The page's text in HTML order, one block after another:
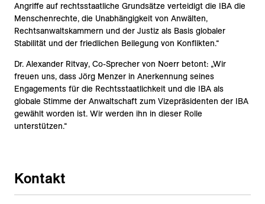
Angriffe auf rechtsstaatliche Grundsätze verteidigt die IBA die
Menschenrechte, die Unabhängigkeit von Anwälten,
Rechtsanwaltskammern und der Justiz als Basis globaler
Stabilität und der friedlichen Beilegung von Konflikten.“
Dr. Alexander Ritvay, Co-Sprecher von Noerr betont: „Wir
freuen uns, dass Jörg Menzer in Anerkennung seines
Engagements für die Rechtsstaatlichkeit und die IBA als
globale Stimme der Anwaltschaft zum Vizepräsidenten der IBA
gewählt worden ist. Wir werden ihn in dieser Rolle
unterstützen.“
Kontakt